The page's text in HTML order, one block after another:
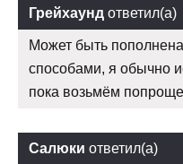
Грейхаунд ответил(а)
Может быть
способами, я обычно
пока возьмём
Салюки ответил(а)